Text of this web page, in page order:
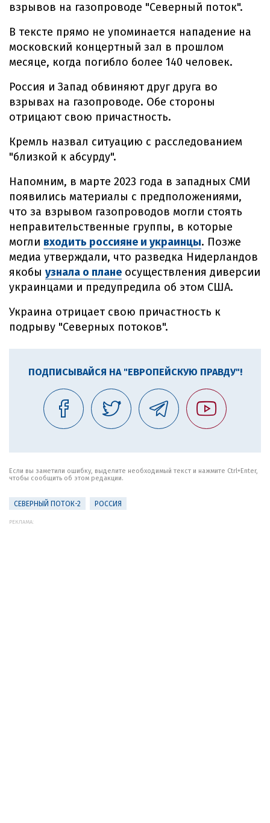
взрывов на газопроводе "Северный поток".
В тексте прямо не упоминается нападение на
московский концертный зал в прошлом
месяце, когда погибло более 140 человек.
Россия и Запад обвиняют друг друга во
взрывах на газопроводе. Обе стороны
отрицают свою причастность.
Кремль назвал ситуацию с расследованием
"близкой к абсурду".
Напомним, в марте 2023 года в западных СМИ
появились материалы с предположениями,
что за взрывом газопроводов могли стоять
неправительственные группы, в которые
могли входить россияне и украинцы. Позже
медиа утверждали, что разведка Нидерландов
якобы узнала о плане осуществления диверсии
украинцами и предупредила об этом США.
Украина отрицает свою причастность к
подрыву "Северных потоков".
ПОДПИСЫВАЙСЯ НА "ЕВРОПЕЙСКУЮ ПРАВДУ"!
Если вы заметили ошибку, выделите необходимый текст и нажмите Ctrl+Enter,
чтобы сообщить об этом редакции.
СЕВЕРНЫЙ ПОТОК-2 РОССИЯ
РЕКЛАМА: